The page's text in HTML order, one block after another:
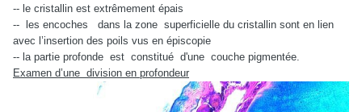
-- le cristallin est extrêmement épais
--
les encoches dans la zone superficielle du cristallin sont en lien
avec l’insertion des poils vus en épiscopie
-- la partie profonde est constitué d'une couche pigmentée.
Examen d’une division en profondeur